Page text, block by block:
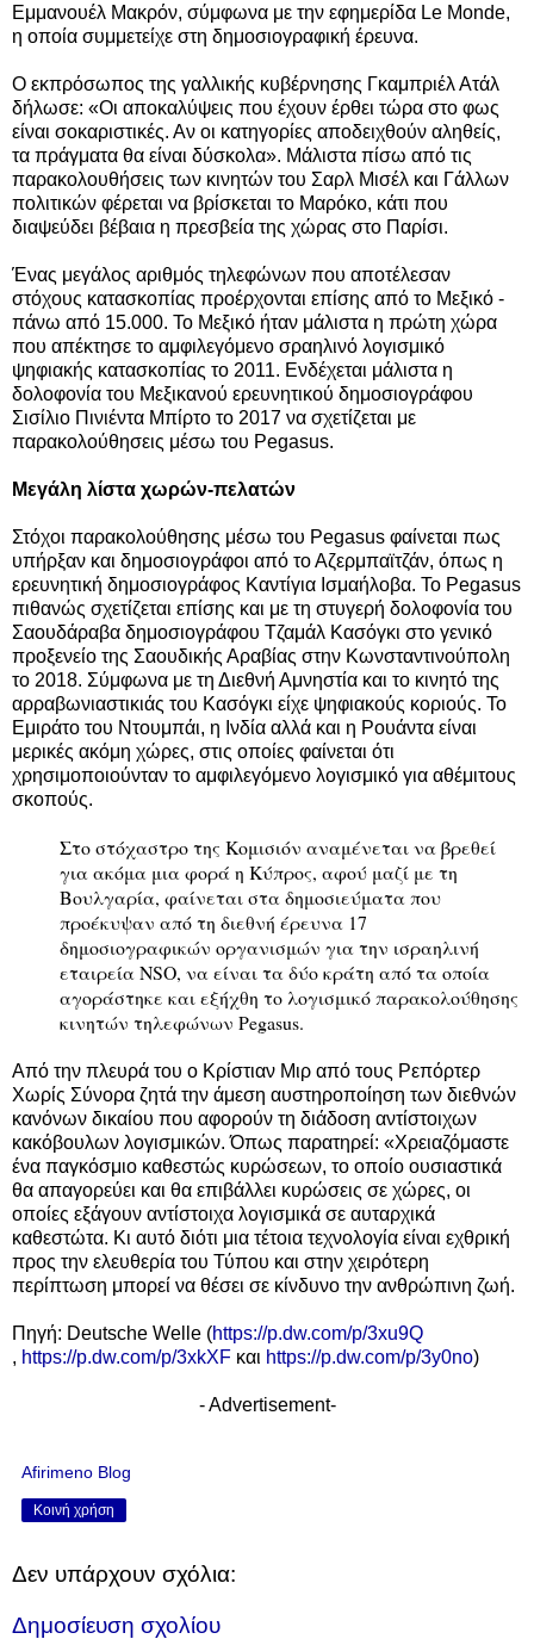
Εμμανουέλ Μακρόν, σύμφωνα με την εφημερίδα Le Monde,
η οποία συμμετείχε στη δημοσιογραφική έρευνα.
Ο εκπρόσωπος της γαλλικής κυβέρνησης Γκαμπριέλ Ατάλ
δήλωσε: «Οι αποκαλύψεις που έχουν έρθει τώρα στο φως
είναι σοκαριστικές. Αν οι κατηγορίες αποδειχθούν αληθείς,
τα πράγματα θα είναι δύσκολα». Μάλιστα πίσω από τις
παρακολουθήσεις των κινητών του Σαρλ Μισέλ και Γάλλων
πολιτικών φέρεται να βρίσκεται το Μαρόκο, κάτι που
διαψεύδει βέβαια η πρεσβεία της χώρας στο Παρίσι.
Ένας μεγάλος αριθμός τηλεφώνων που αποτέλεσαν
στόχους κατασκοπίας προέρχονται επίσης από το Μεξικό -
πάνω από 15.000. Το Μεξικό ήταν μάλιστα η πρώτη χώρα
που απέκτησε το αμφιλεγόμενο σραηλινό λογισμικό
ψηφιακής κατασκοπίας το 2011. Ενδέχεται μάλιστα η
δολοφονία του Μεξικανού ερευνητικού δημοσιογράφου
Σισίλιο Πινιέντα Μπίρτο το 2017 να σχετίζεται με
παρακολούθησεις μέσω του Pegasus.
Μεγάλη λίστα χωρών-πελατών
Στόχοι παρακολούθησης μέσω του Pegasus φαίνεται πως
υπήρξαν και δημοσιογράφοι από το Αζερμπαϊτζάν, όπως η
ερευνητική δημοσιογράφος Καντίγια Ισμαήλοβα. Το Pegasus
πιθανώς σχετίζεται επίσης και με τη στυγερή δολοφονία του
Σαουδάραβα δημοσιογράφου Τζαμάλ Κασόγκι στο γενικό
προξενείο της Σαουδικής Αραβίας στην Κωνσταντινούπολη
το 2018. Σύμφωνα με τη Διεθνή Αμνηστία και το κινητό της
αρραβωνιαστικιάς του Κασόγκι είχε ψηφιακούς κοριούς. Το
Εμιράτο του Ντουμπάι, η Ινδία αλλά και η Ρουάντα είναι
μερικές ακόμη χώρες, στις οποίες φαίνεται ότι
χρησιμοποιούνταν το αμφιλεγόμενο λογισμικό για αθέμιτους
σκοπούς.
Στο στόχαστρο της Κομισιόν αναμένεται να βρεθεί
για ακόμα μια φορά η Κύπρος, αφού μαζί με τη
Βουλγαρία, φαίνεται στα δημοσιεύματα που
προέκυψαν από τη διεθνή έρευνα 17
δημοσιογραφικών οργανισμών για την ισραηλινή
εταιρεία NSO, να είναι τα δύο κράτη από τα οποία
αγοράστηκε και εξήχθη το λογισμικό παρακολούθησης
κινητών τηλεφώνων Pegasus.
Από την πλευρά του ο Κρίστιαν Μιρ από τους Ρεπόρτερ
Χωρίς Σύνορα ζητά την άμεση αυστηροποίηση των διεθνών
κανόνων δικαίου που αφορούν τη διάδοση αντίστοιχων
κακόβουλων λογισμικών. Όπως παρατηρεί: «Χρειαζόμαστε
ένα παγκόσμιο καθεστώς κυρώσεων, το οποίο ουσιαστικά
θα απαγορεύει και θα επιβάλλει κυρώσεις σε χώρες, οι
οποίες εξάγουν αντίστοιχα λογισμικά σε αυταρχικά
καθεστώτα. Κι αυτό διότι μια τέτοια τεχνολογία είναι εχθρική
προς την ελευθερία του Τύπου και στην χειρότερη
περίπτωση μπορεί να θέσει σε κίνδυνο την ανθρώπινη ζωή.
Πηγή: Deutsche Welle (https://p.dw.com/p/3xu9Q
, https://p.dw.com/p/3xkXF και https://p.dw.com/p/3y0no)
- Advertisement-
Afirimeno Blog
Κοινή χρήση
Δεν υπάρχουν σχόλια:
Δημοσίευση σχολίου